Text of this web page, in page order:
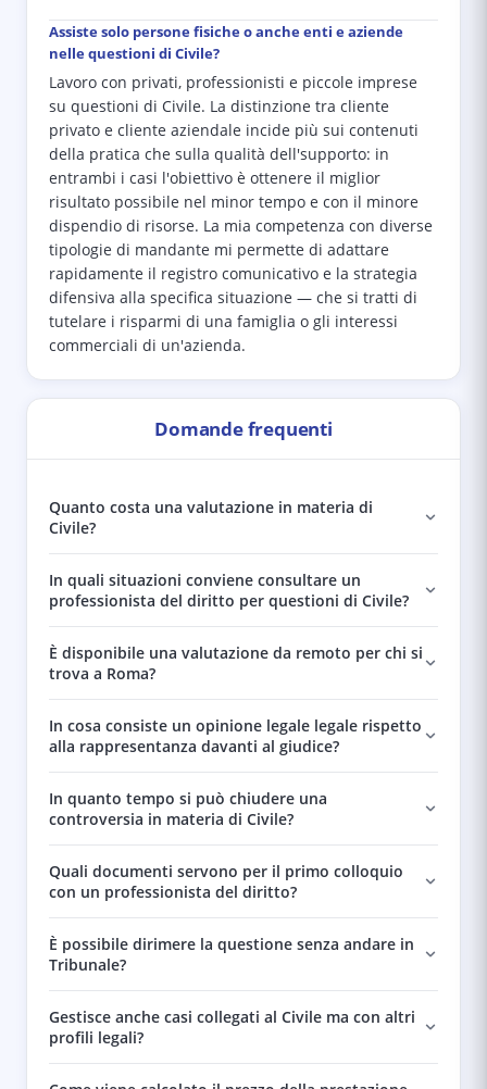
Assiste solo persone fisiche o anche enti e aziende
nelle questioni di Civile?
Lavoro con privati, professionisti e piccole imprese
su questioni di Civile. La distinzione tra cliente
privato e cliente aziendale incide più sui contenuti
della pratica che sulla qualità dell'supporto: in
entrambi i casi l'obiettivo è ottenere il miglior
risultato possibile nel minor tempo e con il minore
dispendio di risorse. La mia competenza con diverse
tipologie di mandante mi permette di adattare
rapidamente il registro comunicativo e la strategia
difensiva alla specifica situazione — che si tratti di
tutelare i risparmi di una famiglia o gli interessi
commerciali di un'azienda.
Domande frequenti
Quanto costa una valutazione in materia di
Civile?
In quali situazioni conviene consultare un
professionista del diritto per questioni di Civile?
È disponibile una valutazione da remoto per chi si
trova a Roma?
In cosa consiste un opinione legale legale rispetto
alla rappresentanza davanti al giudice?
In quanto tempo si può chiudere una
controversia in materia di Civile?
Quali documenti servono per il primo colloquio
con un professionista del diritto?
È possibile dirimere la questione senza andare in
Tribunale?
Gestisce anche casi collegati al Civile ma con altri
profili legali?